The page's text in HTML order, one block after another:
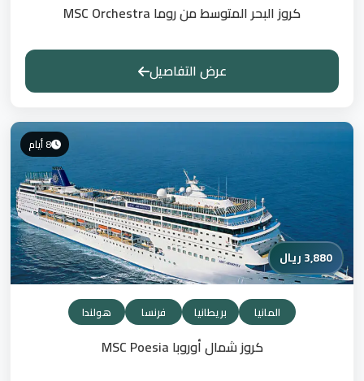
كروز البحر المتوسط من روما MSC Orchestra
عرض التفاصيل
8 أيام
3,880 ريال
المانيا بريطانيا فرنسا هولندا
كروز شمال أوروبا MSC Poesia